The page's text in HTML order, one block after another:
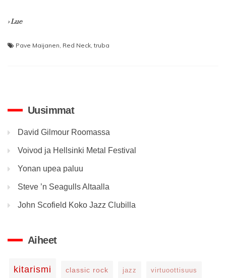
› Lue
Pave Maijanen Red Neck ,truba
Uusimmat
David Gilmour Roomassa
Voivod ja Hellsinki Metal Festival
Yonan upea paluu
Steve ’n Seagulls Altaalla
John Scofield Koko Jazz Clubilla
Aiheet
kitarismi classic rock jazz virtuoottisuus